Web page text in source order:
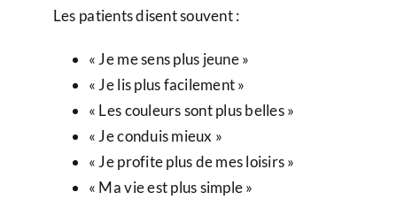
Les patients disent souvent :
« Je me sens plus jeune »
« Je lis plus facilement »
« Les couleurs sont plus belles »
« Je conduis mieux »
« Je profite plus de mes loisirs »
« Ma vie est plus simple »